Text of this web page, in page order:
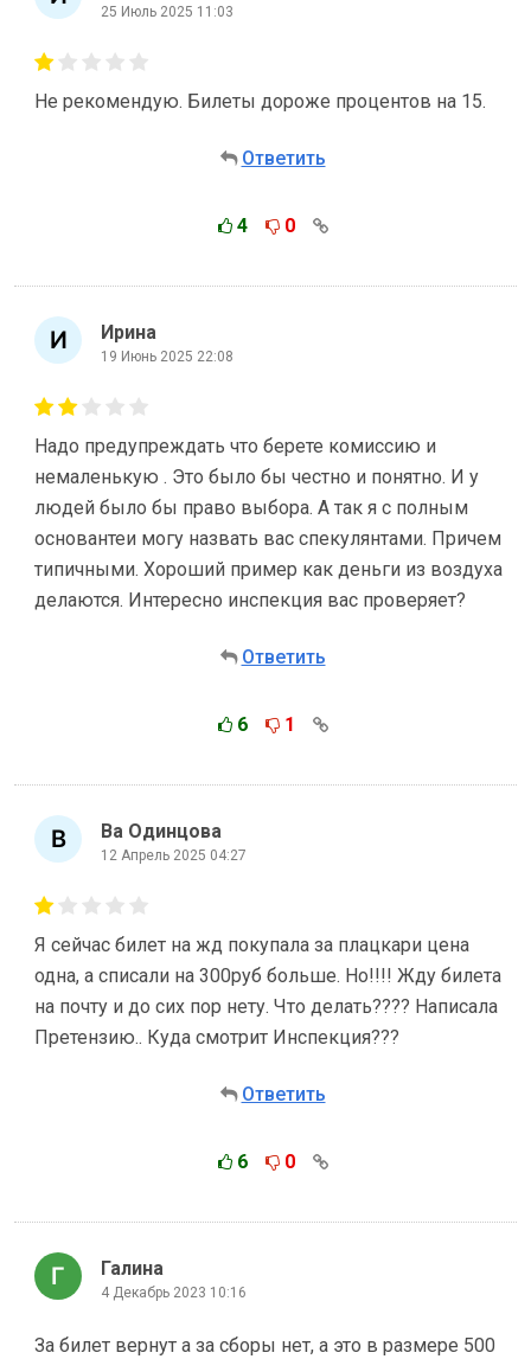
25 Июль 2025 11:03
Не рекомендую. Билеты дороже процентов на 15.
Ответить
4 0
Ирина
19 Июнь 2025 22:08
Надо предупреждать что берете комиссию и
немаленькую . Это было бы честно и понятно. И у
людей было бы право выбора. А так я с полным
основантеи могу назвать вас спекулянтами. Причем
типичными. Хороший пример как деньги из воздуха
делаются. Интересно инспекция вас проверяет?
Ответить
6 1
Ва Одинцова
12 Апрель 2025 04:27
Я сейчас билет на жд покупала за плацкари цена
одна, а списали на 300руб больше. Но!!!! Жду билета
на почту и до сих пор нету. Что делать???? Написала
Претензию.. Куда смотрит Инспекция???
Ответить
6 0
Галина
4 Декабрь 2023 10:16
За билет вернут а за сборы нет, а это в размере 500